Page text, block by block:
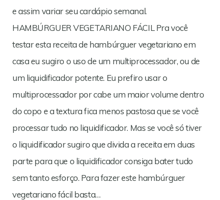
e assim variar seu cardápio semanal.
HAMBÚRGUER VEGETARIANO FÁCIL Pra você
testar esta receita de hambúrguer vegetariano em
casa eu sugiro o uso de um multiprocessador, ou de
um liquidificador potente. Eu prefiro usar o
multiprocessador por cabe um maior volume dentro
do copo e a textura fica menos pastosa que se você
processar tudo no liquidificador. Mas se você só tiver
o liquidificador sugiro que divida a receita em duas
parte para que o liquidificador consiga bater tudo
sem tanto esforço. Para fazer este hambúrguer
vegetariano fácil basta…